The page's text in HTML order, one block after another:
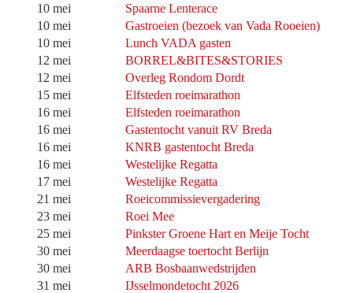
10 mei
Spaarne Lenterace
10 mei
Gastroeien (bezoek van Vada Rooeien)
10 mei
Lunch VADA gasten
12 mei
BORREL&BITES&STORIES
12 mei
Overleg Rondom Dordt
15 mei
Elfsteden roeimarathon
16 mei
Elfsteden roeimarathon
16 mei
Gastentocht vanuit RV Breda
16 mei
KNRB gastentocht Breda
16 mei
Westelijke Regatta
17 mei
Westelijke Regatta
21 mei
Roeicommissievergadering
23 mei
Roei Mee
25 mei
Pinkster Groene Hart en Meije Tocht
30 mei
Meerdaagse toertocht Berlijn
30 mei
ARB Bosbaanwedstrijden
31 mei
IJsselmondetocht 2026